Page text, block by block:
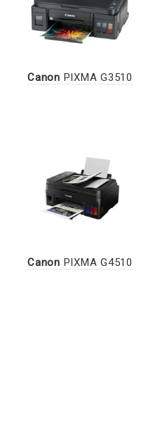
Canon PIXMA G3510
Canon PIXMA G4510